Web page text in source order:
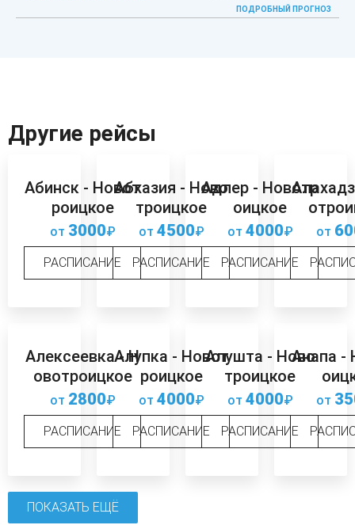
ПОДРОБНЫЙ ПРОГНОЗ
Другие рейсы
Абинск - Новот
роицкое
от 3000₽
РАСПИСАНИЕ
Абхазия - Ново
троицкое
от 4500₽
РАСПИСАНИЕ
Адлер - Новотр
оицкое
от 4000₽
РАСПИСАНИЕ
от
Алексеевка - Н
овотроицкое
от 2800₽
РАСПИСАНИЕ
Алупка - Новот
роицкое
от 4000₽
РАСПИСАНИЕ
Алушта - Ново
троицкое
от 4000₽
РАСПИСАНИЕ
Анапа -
от
ПОКАЗАТЬ ЕЩЁ